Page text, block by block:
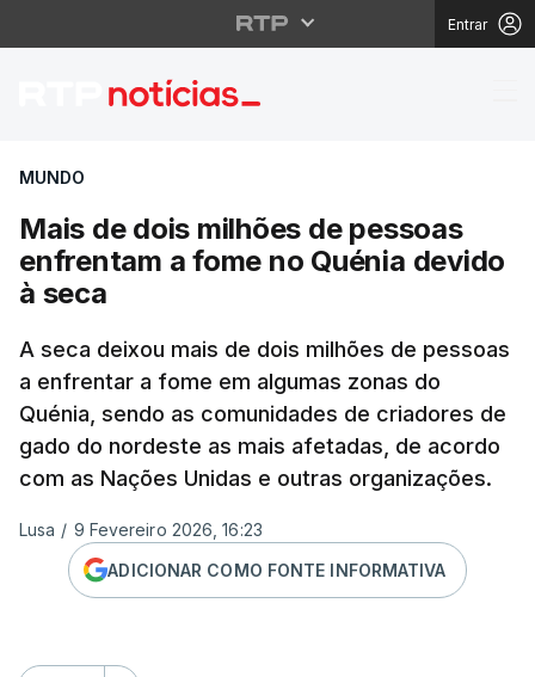
Entrar
Mais de dois milhões
MUNDO
Mais de dois milhões de pessoas
enfrentam a fome no Quénia devido
à seca
A seca deixou mais de dois milhões de pessoas
a enfrentar a fome em algumas zonas do
Quénia, sendo as comunidades de criadores de
gado do nordeste as mais afetadas, de acordo
com as Nações Unidas e outras organizações.
Lusa / 9 Fevereiro 2026, 16:23
ADICIONAR COMO FONTE INFORMATIVA